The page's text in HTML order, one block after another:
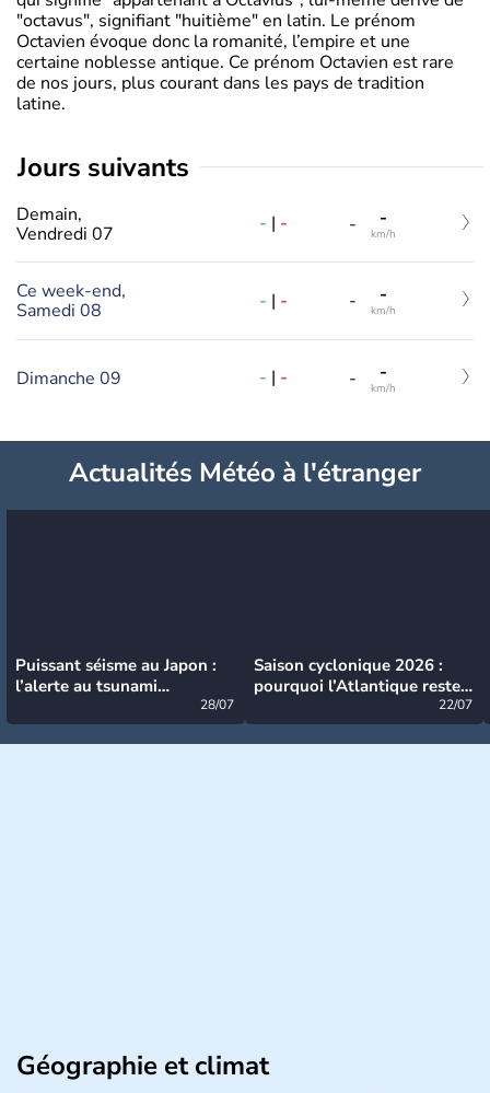
"octavus", signifiant "huitième" en latin. Le prénom
Octavien évoque donc la romanité, l’empire et une
certaine noblesse antique. Ce prénom Octavien est rare
de nos jours, plus courant dans les pays de tradition
latine.
jours suivants
Demain,
Vendredi 07
- | - - -
km/h
Ce week-end,
Samedi 08
- | - - -
km/h
Dimanche 09 - | - - -
km/h
Actualités Météo à l'étranger
Puissant séisme au Japon :
l’alerte au tsunami
28/07
Saison cyclonique 2026 :
pourquoi l’Atlantique reste
22/07
Géographie et climat